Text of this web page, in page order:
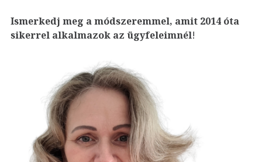
Ismerkedj meg a módszeremmel, amit 2014 óta
sikerrel alkalmazok az ügyfeleimnél!